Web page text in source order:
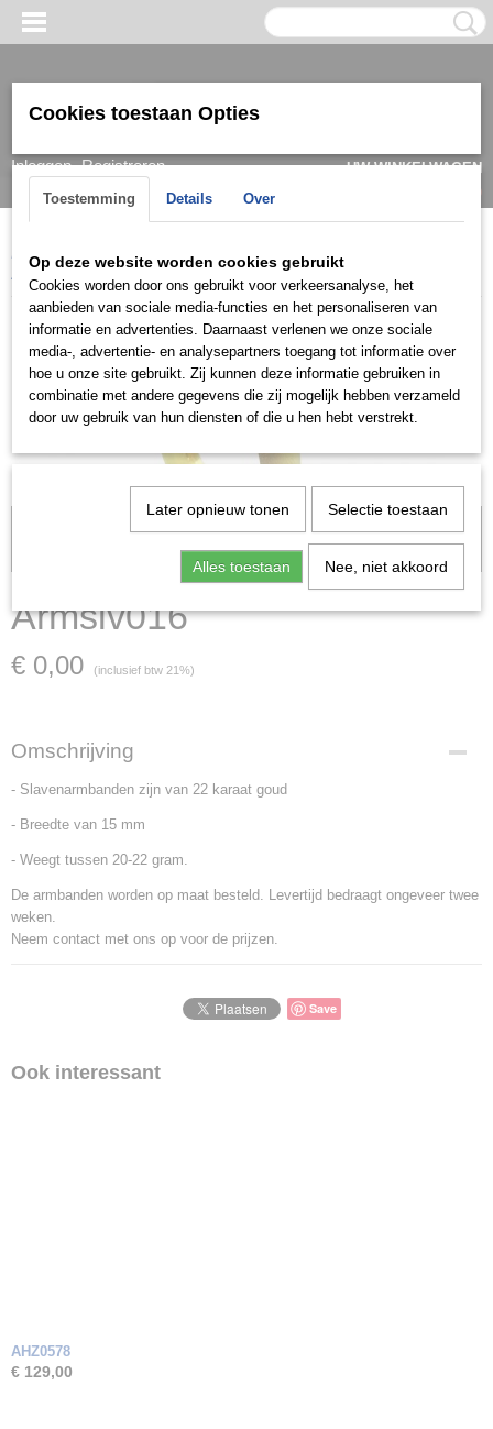
Inloggen Registreren
UW WINKELWAGEN
(0)
Home > Armband > Dames Goud/ witgoud >
22 krt
Let op: het kan voorkomen dat het product onlangs in de zaak is
verkocht; in dat geval nemen wij contact met u op.
Armslv016
€ 0,00 (inclusief btw 21%)
Omschrijving
- Slavenarmbanden zijn van 22 karaat goud
- Breedte van 15 mm
- Weegt tussen 20-22 gram.
De armbanden worden op maat besteld. Levertijd bedraagt ongeveer twee
weken.
Neem contact met ons op voor de prijzen.
Save
Ook interessant
AHZ0578
€ 129,00
Cookies toestaan Opties
Toestemming Details Over
Op deze website worden cookies gebruikt
Cookies worden door ons gebruikt voor verkeersanalyse, het
aanbieden van sociale media-functies en het personaliseren van
informatie en advertenties. Daarnaast verlenen we onze sociale
media-, advertentie- en analysepartners toegang tot informatie over
hoe u onze site gebruikt. Zij kunnen deze informatie gebruiken in
combinatie met andere gegevens die zij mogelijk hebben verzameld
door uw gebruik van hun diensten of die u hen hebt verstrekt.
Later opnieuw tonen Selectie toestaan
Alles toestaan Nee, niet akkoord